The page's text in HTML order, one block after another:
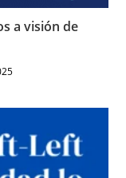
a visión de